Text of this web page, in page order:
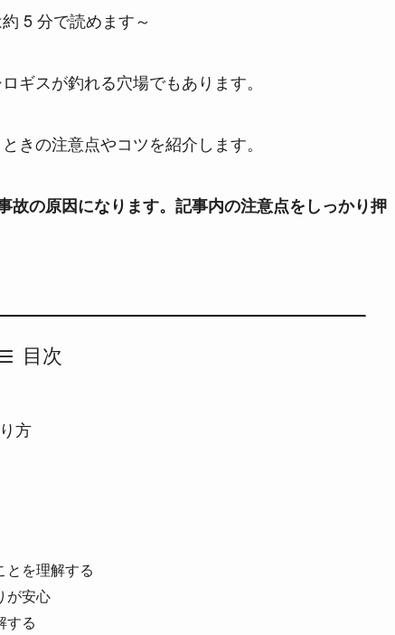
5 分で読めます～
ギスが釣れる穴場でもあります。
きの注意点やコツを紹介します。
の原因になります。記事内の注意点をしっかり押
目次
方
とを理解する
が安心
する